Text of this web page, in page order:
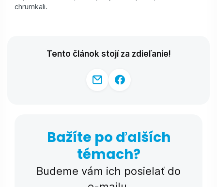
chrumkali.
Tento článok stojí za zdieľanie!
Bažíte po ďalších
témach?
Budeme vám ich posielať do